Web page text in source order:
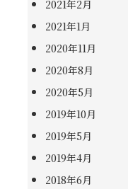
2021年2月
2021年1月
2020年11月
2020年8月
2020年5月
2019年10月
2019年5月
2019年4月
2018年6月